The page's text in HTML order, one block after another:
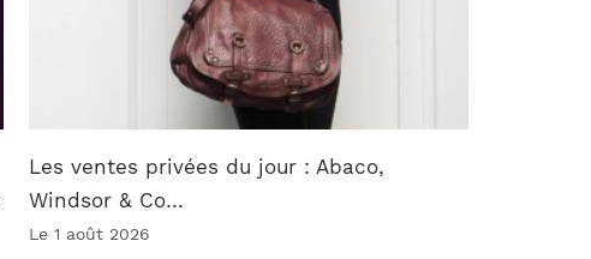
Les ventes privées du jour : Abaco,
Windsor & Co…
Le 1 août 2026